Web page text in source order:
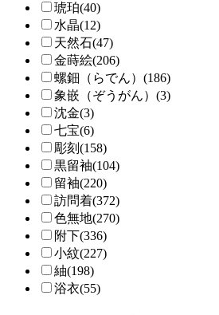
琥珀(40)
水晶(12)
天然石(47)
金蒔絵(206)
螺鈿（らでん）(186)
象嵌（ぞうがん）(3)
沈金(3)
七宝(6)
彫刻(158)
黒留袖(104)
留袖(220)
訪問着(372)
色無地(270)
附下(336)
小紋(227)
紬(198)
浴衣(55)